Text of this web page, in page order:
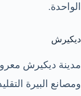
الواحدة.
ديكيرش
مدينة ديكيرش
ومصانع البيرة